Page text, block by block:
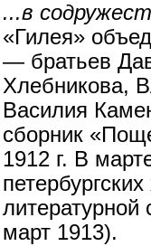
...в
«Гилея»
— братьев
Хлебникова,
Василия
сборник
1912 г. В
март 1913).